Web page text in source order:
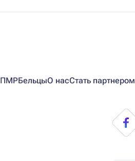
ПМРБельцыО насСтать партнером